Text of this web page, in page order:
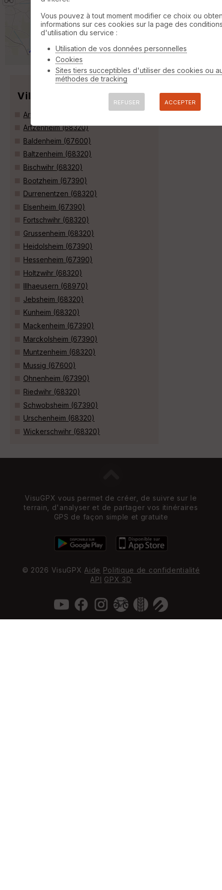
Cyclotourisme 16 km
Retour sur EV15 (idem que ci-dessus) Pont
- Kunheim - Biesheim - Neuf Brisach place
du marché »
Villes
Artolsheim (67390)
Artzenheim (68320)
Baldenheim (67600)
Baltzenheim (68320)
Bischwihr (68320)
Bootzheim (67390)
Durrenentzen (68320)
Elsenheim (67390)
Fortschwihr (68320)
Grussenheim (68320)
Heidolsheim (67390)
Hessenheim (67390)
Holtzwihr (68320)
Illhaeusern (68970)
Jebsheim (68320)
Kunheim (68320)
Mackenheim (67390)
Marckolsheim (67390)
Muntzenheim (68320)
Mussig (67600)
Ohnenheim (67390)
Riedwihr (68320)
Schwobsheim (67390)
Urschenheim (68320)
Wickerschwihr (68320)
VisuGPX vous permet de créer, de suivre sur le
terrain, d'analyser et de partager vos itinéraires
GPS de façon simple et gratuite
© 2026 VisuGPX Aide Politique de confidentialité
API GPX 3D
Vous pouvez à tout moment modifier ce choix ou
informations sur ces cookies sur la page des
d'utilisation du service :
Utilisation de vos données personnelles
Cookies
Sites tiers succeptibles d'utiliser des cookies ou
méthodes de tracking
REFUSER ACCEPTER